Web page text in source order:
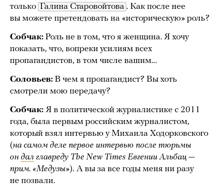
только Галина Старовойтова . Как после нее
вы можете претендовать на «историческую» роль?
Собчак: Роль не в том, что я женщина. Я хочу
показать, что, вопреки усилиям всех
пропагандистов, в том числе вашим…
Соловьев: В чем я пропагандист? Вы хоть
смотрели мою передачу?
Собчак: Я в политической журналистике с 2011
года, была первым российским журналистом,
который взял интервью у Михаила Ходорковского
(на самом деле первое интервью после тюрьмы
он дал главреду The New Times Евгении Альбац —
прим. «Медузы»). А вы за все годы меня ни разу
не позвали.